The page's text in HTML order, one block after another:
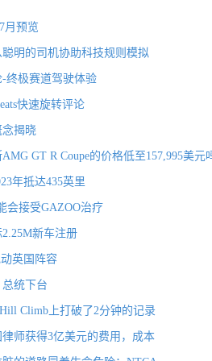
月预览
明的司机协助科技规则模拟
终极赛道驾驶体验
快速旋转评论
念揭晓
GT R Coupe的价格低至157,995美元
年抵达435英里
会接受GAZOO治疗
新车注册
英国阵容
统下台
Hill Climb上打破了2分钟的记录
师获得3亿美元的费用，成本